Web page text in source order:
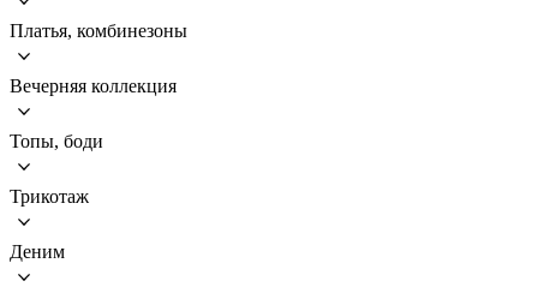
Платья, комбинезоны
Вечерняя коллекция
Топы, боди
Трикотаж
Деним